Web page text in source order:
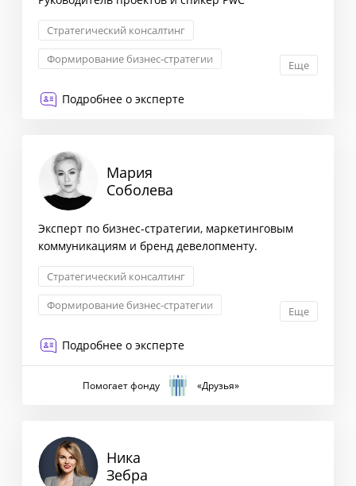
Стратегический консалтинг
Формирование бизнес-стратегии
Еще
Подробнее о эксперте
Мария
Соболева
Эксперт по бизнес-стратегии, маркетинговым
коммуникациям и бренд девелопменту.
Стратегический консалтинг
Формирование бизнес-стратегии
Запуск новых продуктов
Еще
Подробнее о эксперте
Помогает фонду «Друзья»
Ника
Зебра